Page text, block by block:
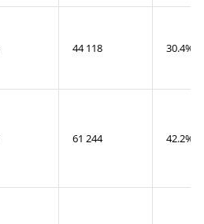
44 118 30.4%
61 244 42.2%